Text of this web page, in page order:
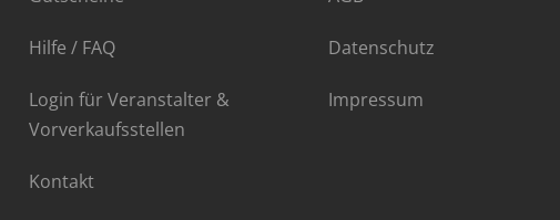
Hilfe / FAQ
Login für Veranstalter &
Vorverkaufsstellen
Kontakt
Datenschutz
Impressum